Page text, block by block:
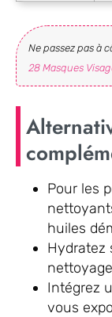
Ne passez pas à
28 Masques
Pour les
huiles
Hydratez
Intégrez
vous